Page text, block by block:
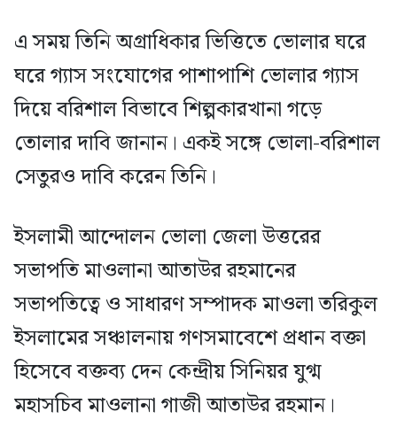
এ সময় তিনি অগ্রাধিকার ভিত্তিতে ভোলার ঘরে
ঘরে গ্যাস সংযোগের পাশাপাশি ভোলার গ্যাস
দিয়ে বরিশাল বিভাবে শিল্পকারখানা গড়ে
তোলার দাবি জানান। একই সঙ্গে ভোলা-বরিশাল
সেতুরও দাবি করেন তিনি।
ইসলামী আন্দোলন ভোলা জেলা উত্তরের
সভাপতি মাওলানা আতাউর রহমানের
সভাপতিত্বে ও সাধারণ সম্পাদক মাওলা তরিকুল
ইসলামের সঞ্চালনায় গণসমাবেশে প্রধান বক্তা
হিসেবে বক্তব্য দেন কেন্দ্রীয় সিনিয়র যুগ্ম
মহাসচিব মাওলানা গাজী আতাউর রহমান।